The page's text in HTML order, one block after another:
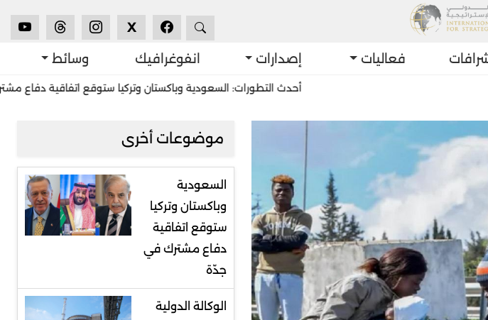
X
فعاليات إصدارات انفوغرافيك وسائط
أحدث التطورات: السعودية وباكستان وتركيا ستوقع اتفاقية دفاع مشترك في جدّة
موضوعات أخرى
السعودية
وباكستان وتركيا
ستوقع اتفاقية
دفاع مشترك في
جدّة
الوكالة الدولية